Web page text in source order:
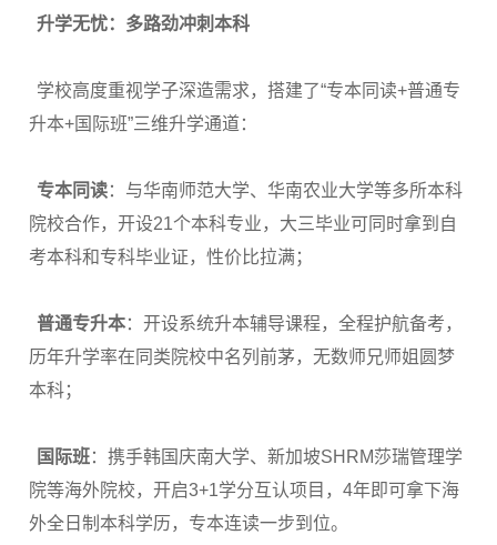
升学无忧：多路劲冲刺本科
学校高度重视学子深造需求，搭建了“专本同读+普通专
升本+国际班”三维升学通道：
专本同读：与华南师范大学、华南农业大学等多所本科
院校合作，开设21个本科专业，大三毕业可同时拿到自
考本科和专科毕业证，性价比拉满；
普通专升本：开设系统升本辅导课程，全程护航备考，
历年升学率在同类院校中名列前茅，无数师兄师姐圆梦
本科；
国际班：携手韩国庆南大学、新加坡SHRM莎瑞管理学
院等海外院校，开启3+1学分互认项目，4年即可拿下海
外全日制本科学历，专本连读一步到位。